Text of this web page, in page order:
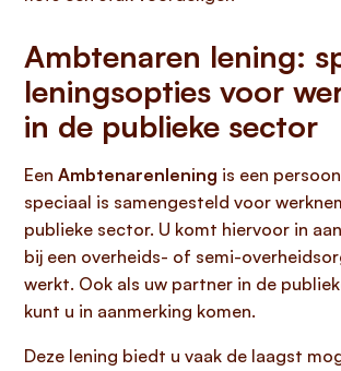
Ambtenaren lening:
leningsopties voor
in de publieke sector
Een Ambtenarenlening is een
speciaal is samengesteld voor
publieke sector. U komt hiervoor in
bij een overheids- of semi-
werkt. Ook als uw partner in de
kunt u in aanmerking komen.
Deze lening biedt u vaak de laagst